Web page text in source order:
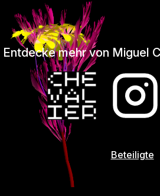
Entdecke mehr von Miguel
Beteiligte